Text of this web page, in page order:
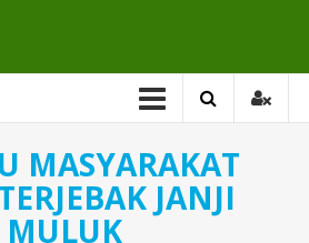
MASYARAKAT
JANJI
MULUK